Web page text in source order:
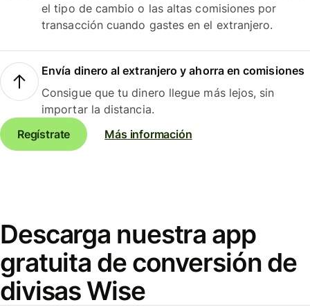
el tipo de cambio o las altas comisiones por
transacción cuando gastes en el extranjero.
Envía dinero al extranjero y ahorra en comisiones
Consigue que tu dinero llegue más lejos, sin
importar la distancia.
Regístrate
Más información
Descarga nuestra app
gratuita de conversión de
divisas Wise